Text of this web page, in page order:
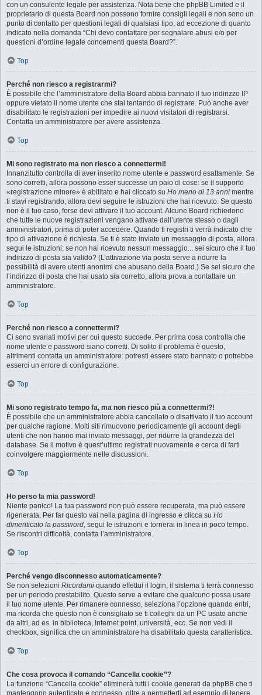
con un consulente legale per assistenza. Nota bene che phpBB Limited e il
proprietario di questa Board non possono fornire consigli legali e non sono un
punto di contatto per questioni legali di qualsiasi tipo, ad eccezione di quanto
indicato nella domanda “Chi devo contattare per segnalare abusi e/o per
questioni d’ordine legale concernenti questa Board?”.
Top
Perché non riesco a registrarmi?
È possibile che l’amministratore della Board abbia bannato il tuo indirizzo IP
oppure vietato il nome utente che stai tentando di registrare. Può anche aver
disabilitato le registrazioni per impedire ai nuovi visitatori di registrarsi.
Contatta un amministratore per avere assistenza.
Top
Mi sono registrato ma non riesco a connettermi!
Innanzitutto controlla di aver inserito nome utente e password esattamente. Se
sono corretti, allora possono esser successe un paio di cose: se il supporto
«registrazione minore» è abilitato e hai cliccato su Ho meno di 13 anni mentre
ti stavi registrando, allora devi seguire le istruzioni che hai ricevuto. Se questo
non è il tuo caso, forse devi attivare il tuo account. Alcune Board richiedono
che tutte le nuove registrazioni vengano attivate dall’utente stesso o dagli
amministratori, prima di poter accedere. Quando ti registri ti verrà indicato che
tipo di attivazione è richiesta. Se ti è stato inviato un messaggio di posta, allora
segui le istruzioni; se non hai ricevuto nessun messaggio... sei sicuro che il tuo
indirizzo di posta sia valido? (L’attivazione via posta serve a ridurre la
possibilità di avere utenti anonimi che abusano della Board.) Se sei sicuro che
l’indirizzo di posta che hai usato sia corretto, allora prova a contattare un
amministratore.
Top
Perché non riesco a connettermi?
Ci sono svariati motivi per cui questo succede. Per prima cosa controlla che
nome utente e password siano corretti. Di solito il problema è questo,
altrimenti contatta un amministratore: potresti essere stato bannato o potrebbe
esserci un errore di configurazione.
Top
Mi sono registrato tempo fa, ma non riesco più a connettermi?!
È possibile che un amministratore abbia cancellato o disattivato il tuo account
per qualche ragione. Molti siti rimuovono periodicamente gli account degli
utenti che non hanno mai inviato messaggi, per ridurre la grandezza del
database. Se il motivo è quest’ultimo registrati nuovamente e cerca di farti
coinvolgere maggiormente nelle discussioni.
Top
Ho perso la mia password!
Niente panico! La tua password non può essere recuperata, ma può essere
rigenerata. Per far questo vai nella pagina di ingresso e clicca su Ho
dimenticato la password, segui le istruzioni e tornerai in linea in poco tempo.
Se riscontri difficoltà, contatta l’amministratore.
Top
Perché vengo disconnesso automaticamente?
Se non selezioni Ricordami quando effettui il login, il sistema ti terrà connesso
per un periodo prestabilito. Questo serve a evitare che qualcuno possa usare
il tuo nome utente. Per rimanere connesso, seleziona l’opzione quando entri,
ma ricorda che questo non è consigliato se ti colleghi da un PC usato anche
da altri, ad es. in biblioteca, Internet point, università, ecc. Se non vedi il
checkbox, significa che un amministratore ha disabilitato questa caratteristica.
Top
Che cosa provoca il comando “Cancella cookie”?
La funzione “Cancella cookie” eliminerà tutti i cookie generati da phpBB che ti
mantengono autenticato e connesso, oltre a permetterti ad esempio di tenere